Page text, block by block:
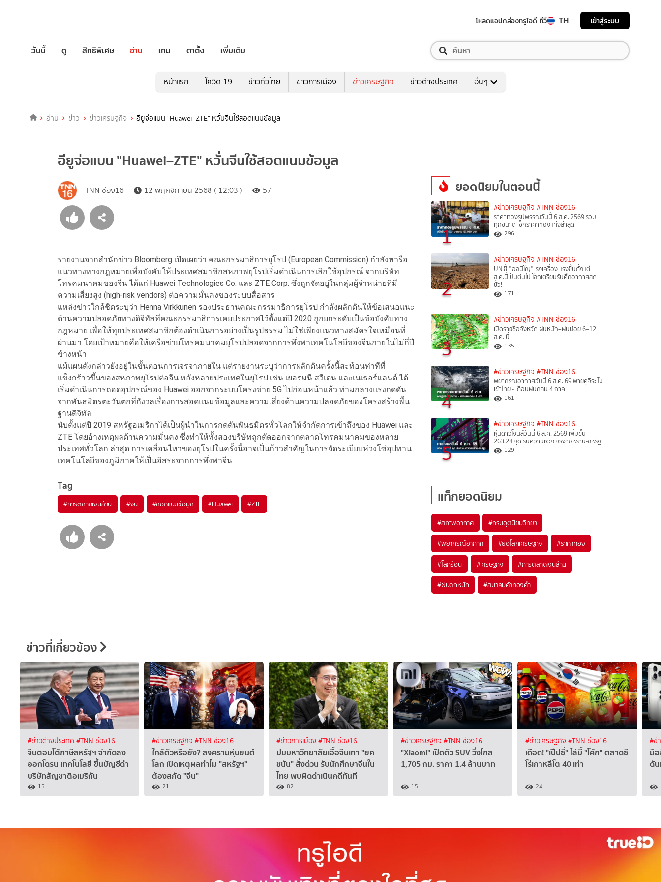
โหลดแอปกล่องทรูไอดี ทีวี TH เข้าสู่ระบบ
วันนี้ ดู สิทธิพิเศษ อ่าน เกม ตาตั้ง เพิ่มเติม
หน้าแรก โควิด-19 ข่าวทั่วไทย ข่าวการเมือง ข่าวเศรษฐกิจ ข่าวต่างประเทศ อื่นๆ
อ่าน ข่าว ข่าวเศรษฐกิจ อียูจ่อแบน "Huawei–ZTE" หวั่นจีนใช้สอดแนมข้อมูล
อียูจ่อแบน "Huawei–ZTE" หวั่นจีนใช้สอดแนมข้อมูล
TNN ช่อง16 12 พฤศจิกายน 2568 ( 12:03 ) 57
รายงานจากสำนักข่าว Bloomberg เปิดเผยว่า คณะกรรมาธิการยุโรป (European Commission) กำลังหารือ
แนวทางทางกฎหมายเพื่อบังคับให้ประเทศสมาชิกสหภาพยุโรปเริ่มดำเนินการเลิกใช้อุปกรณ์ จากบริษัท
โทรคมนาคมของจีน ได้แก่ Huawei Technologies Co. และ ZTE Corp. ซึ่งถูกจัดอยู่ในกลุ่มผู้จำหน่ายที่มี
ความเสี่ยงสูง (high-risk vendors) ต่อความมั่นคงของระบบสื่อสาร
แหล่งข่าวใกล้ชิดระบุว่า Henna Virkkunen รองประธานคณะกรรมาธิการยุโรป กำลังผลักดันให้ข้อเสนอแนะ
ด้านความปลอดภัยทางดิจิทัลที่คณะกรรมาธิการเคยประกาศไว้ตั้งแต่ปี 2020 ถูกยกระดับเป็นข้อบังคับทาง
กฎหมาย เพื่อให้ทุกประเทศสมาชิกต้องดำเนินการอย่างเป็นรูปธรรม ไม่ใช่เพียงแนวทางสมัครใจเหมือนที่
ผ่านมา โดยเป้าหมายคือให้เครือข่ายโทรคมนาคมยุโรปปลอดจากการพึ่งพาเทคโนโลยีของจีนภายในไม่กี่ปี
ข้างหน้า
แม้แผนดังกล่าวยังอยู่ในขั้นตอนการเจรจาภายใน แต่รายงานระบุว่าการผลักดันครั้งนี้สะท้อนท่าทีที่
แข็งกร้าวขึ้นของสหภาพยุโรปต่อจีน หลังหลายประเทศในยุโรป เช่น เยอรมนี สวีเดน และเนเธอร์แลนด์ ได้
เริ่มดำเนินการถอดอุปกรณ์ของ Huawei ออกจากระบบโครงข่าย 5G ไปก่อนหน้าแล้ว ท่ามกลางแรงกดดัน
จากพันธมิตรตะวันตกที่กังวลเรื่องการสอดแนมข้อมูลและความเสี่ยงด้านความปลอดภัยของโครงสร้างพื้น
ฐานดิจิทัล
นับตั้งแต่ปี 2019 สหรัฐอเมริกาได้เป็นผู้นำในการกดดันพันธมิตรทั่วโลกให้จำกัดการเข้าถึงของ Huawei และ
ZTE โดยอ้างเหตุผลด้านความมั่นคง ซึ่งทำให้ทั้งสองบริษัทถูกตัดออกจากตลาดโทรคมนาคมของหลาย
ประเทศทั่วโลก ล่าสุด การเคลื่อนไหวของยุโรปในครั้งนี้อาจเป็นก้าวสำคัญในการจัดระเบียบห่วงโซ่อุปทาน
เทคโนโลยีของภูมิภาคให้เป็นอิสระจากการพึ่งพาจีน
Tag
#การตลาดเงินล้าน #จีน #สอดแนมข้อมูล #Huawei #ZTE
ยอดนิยมในตอนนี้
1
#ข่าวเศรษฐกิจ #TNN ช่อง16
ราคาทองรูปพรรณวันนี้ 6 ส.ค. 2569 รวม
ทุกขนาด เช็กราคาทองแท่งล่าสุด
296
2
#ข่าวเศรษฐกิจ #TNN ช่อง16
UN ชี้ "เอลนีโญ" เร่งเครื่อง แรงขึ้นตั้งแต่
ส.ค.นี้เป็นต้นไป โลกเตรียมรับศึกอากาศสุด
ขั้ว!
171
3
#ข่าวเศรษฐกิจ #TNN ช่อง16
เปิดรายชื่อจังหวัด ฝนหนัก–ฝนน้อย 6–12
ส.ค. นี้
135
4
#ข่าวเศรษฐกิจ #TNN ช่อง16
พยากรณ์อากาศวันนี้ 6 ส.ค. 69 พายุคูจิระ ไม่
เข้าไทย - เตือนฝนถล่ม 4 ภาค
161
5
#ข่าวเศรษฐกิจ #TNN ช่อง16
หุ้นดาวโจนส์วันนี้ 6 ส.ค. 2569 เพิ่มขึ้น
263.24 จุด รับความหวังเจรจาอิหร่าน-สหรัฐ
129
แท็กยอดนิยม
#สภาพอากาศ #กรมอุตุนิยมวิทยา
#พยากรณ์อากาศ #ย่อโลกเศรษฐกิจ #ราคาทอง
#โลกร้อน #เศรษฐกิจ #การตลาดเงินล้าน
#ฝนตกหนัก #สมาคมค้าทองคำ
ข่าวที่เกี่ยวข้อง
#ข่าวต่างประเทศ #TNN ช่อง16
จีนตอบโต้ภาษีสหรัฐฯ จำกัดส่ง
ออกโดรน เทคโนโลยี ขึ้นบัญชีดำ
บริษัทสัญชาติอเมริกัน
15
#ข่าวเศรษฐกิจ #TNN ช่อง16
ใกล้ตัวหรือยัง? สงครามหุ่นยนต์
โลก เปิดเหตุผลทำไม "สหรัฐฯ"
ต้องสกัด "จีน"
21
#ข่าวการเมือง#TNN ช่อง16
ปมมหาวิทยาลัยเอื้อจีนเทา "ยศ
ชนัน" สั่งด่วน รับนักศึกษาจีนใน
ไทย พบผิดดำเนินคดีทันที
82
#ข่าวเศรษฐกิจ #TNN ช่อง16
"Xiaomi" เปิดตัว SUV วิ่งไกล
1,705 กม. ราคา 1.4 ล้านบาท
15
#ข่าวเศรษฐกิจ #TNN ช่อง16
เดือด! "เป๊ปซี่" ไล่บี้ "โค้ก" ตลาดซี
โร่เกาหลีโต 40 เท่า
24
#ข่
มื
ดัน